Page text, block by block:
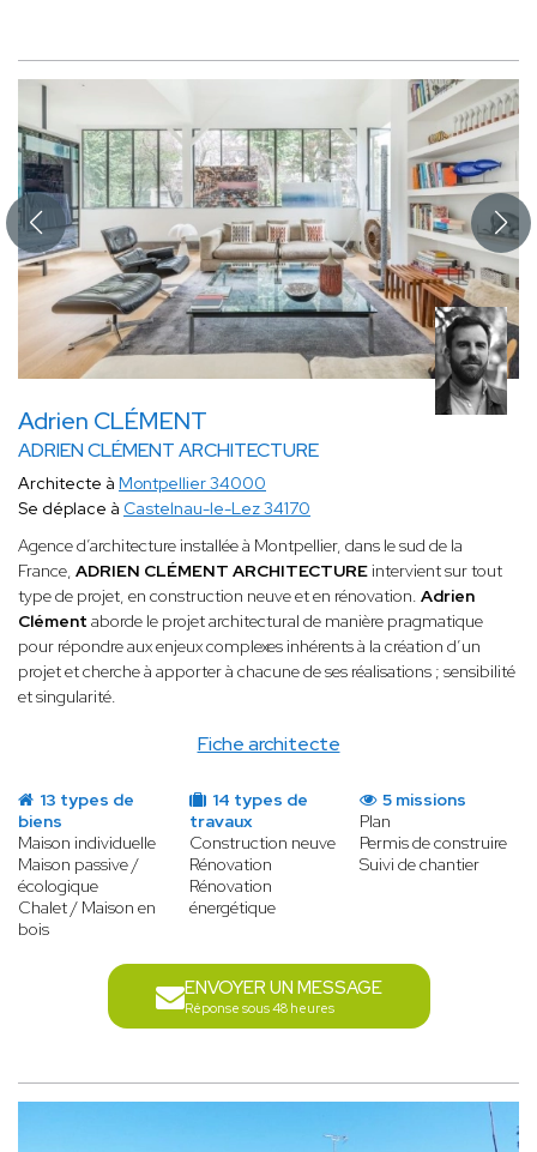
Adrien CLÉMENT
ADRIEN CLÉMENT ARCHITECTURE
Fiche architecte
Architecte à Montpellier 34000
Se déplace à Castelnau-le-Lez 34170
Agence d’architecture installée à Montpellier, dans le sud de la
France, ADRIEN CLÉMENT ARCHITECTUREintervient sur tout
type de projet, en construction neuve et en rénovation. Adrien
Clément aborde le projet architectural de manière pragmatique
pour répondre aux enjeux complexes inhérents à la création d’un
projet et cherche à apporter à chacune de ses réalisations ; sensibilité
et singularité.
13 types de
biens
Maison individuelle
Maison passive /
écologique
Chalet / Maison en
bois
14 types de
travaux
Construction neuve
Rénovation
Rénovation
énergétique
5 missions
Plan
Permis de construire
Suivi de chantier
ENVOYER UN MESSAGE
Réponse sous 48 heures